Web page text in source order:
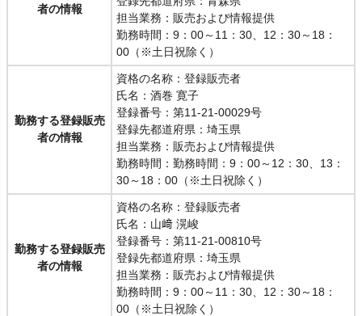
者の情報
担当業務：販売および情報提供
勤務時間：9：00～11：30、12：30～18：
00（※土日祝除く）
勤務する登録販売
者の情報
資格の名称：登録販売者
氏名：酒巻 寛子
登録番号：第11-21-00029号
登録先都道府県：埼玉県
担当業務：販売および情報提供
勤務時間：勤務時間：9：00～12：30、13：
30～18：00（※土日祝除く）
勤務する登録販売
者の情報
資格の名称：登録販売者
氏名：山﨑 滉峻
登録番号：第11-21-00810号
登録先都道府県：埼玉県
担当業務：販売および情報提供
勤務時間：9：00～11：30、12：30～18：
00（※土日祝除く）